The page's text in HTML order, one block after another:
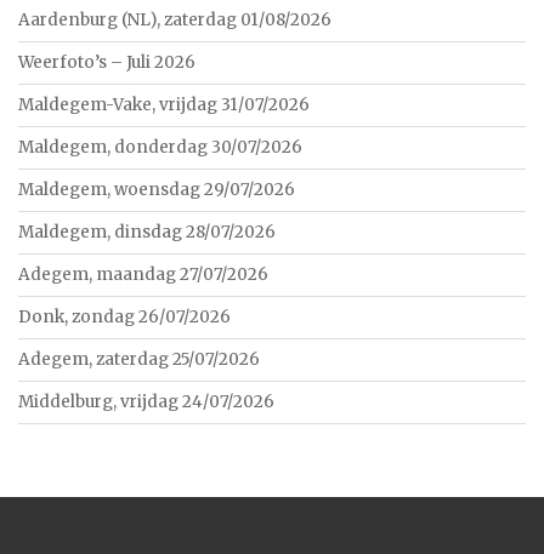
Aardenburg (NL), zaterdag 01/08/2026
Weerfoto’s – Juli 2026
Maldegem-Vake, vrijdag 31/07/2026
Maldegem, donderdag 30/07/2026
Maldegem, woensdag 29/07/2026
Maldegem, dinsdag 28/07/2026
Adegem, maandag 27/07/2026
Donk, zondag 26/07/2026
Adegem, zaterdag 25/07/2026
Middelburg, vrijdag 24/07/2026